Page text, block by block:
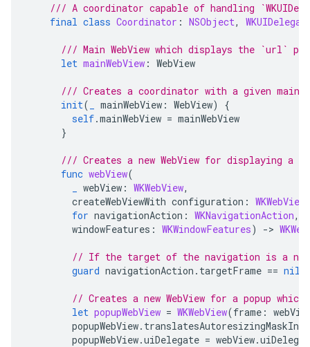
/// A coordinator capable of handling
final class Coordinator : NSObject,
/// Main WebView which displays the `url`
let mainWebView : WebView
/// Creates a coordinator with a given main
init( mainWebView : WebView)
{
self.mainWebView = mainWebView
}
/// Creates a new WebView for displaying a
func webView(
webView : WKWebView,
createWebViewWith configuration :
for navigationAction : WKNavigationAction,
windowFeatures : WKWindowFeatures) ->
// If the target of the navigation is a
guard navigationAction . targetFrame == nil
// Creates a new WebView for a popup
let popupWebView = WKWebView(frame :
popupWebView.
popupWebView.uiDelegate = webView.